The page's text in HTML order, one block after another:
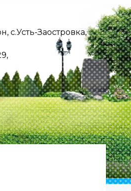
с.Усть-Заостровка,